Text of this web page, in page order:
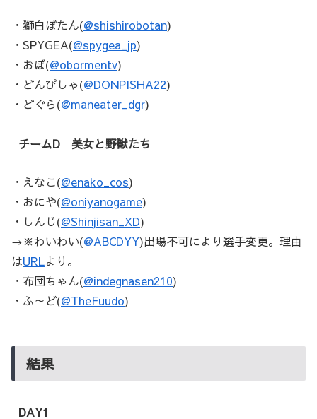
・獅白ぼたん(@shishirobotan)
・SPYGEA(@spygea_jp)
・おぼ(@obormentv)
・どんぴしゃ(@DONPISHA22)
・どぐら(@maneater_dgr)
チームD 美女と野獣たち
・えなこ(@enako_cos)
・おにや(@oniyanogame)
・しんじ(@Shinjisan_XD)
→※わいわい(@ABCDYY)出場不可により選手変更。理由
はURLより。
・布団ちゃん(@indegnasen210)
・ふ～ど(@TheFuudo)
結果
DAY1